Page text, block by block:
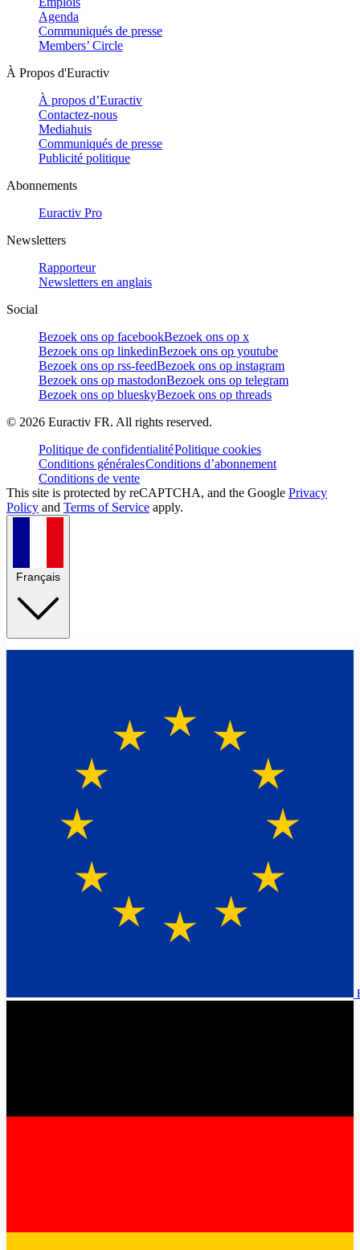
Agenda
Communiqués de presse
Members’ Circle
À Propos d'Euractiv
À propos d’Euractiv
Contactez-nous
Mediahuis
Communiqués de presse
Publicité politique
Abonnements
Euractiv Pro
Newsletters
Rapporteur
Newsletters en anglais
Social
Bezoek ons op facebookBezoek ons op x
Bezoek ons op linkedinBezoek ons op youtube
Bezoek ons op rss-feedBezoek ons op instagram
Bezoek ons op mastodonBezoek ons op telegram
Bezoek ons op blueskyBezoek ons op threads
© 2026 Euractiv FR. All rights reserved.
Politique de confidentialitéPolitique cookies
Conditions généralesConditions d’abonnement
Conditions de vente
This site is protected by reCAPTCHA, and the Google Privacy
Policy and Terms of Service apply.
Français